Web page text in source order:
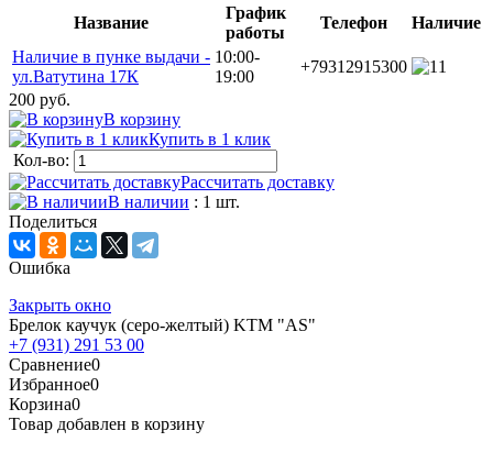
Название
График
работы
Телефон
Наличие
Наличие в пунке выдачи -
ул.Ватутина 17К
10:00-
19:00
+79312915300
1
200 руб.
В корзину
Купить в 1 клик
Кол-во:
Рассчитать доставку
В наличии : 1 шт.
Поделиться
Ошибка
Закрыть окно
Брелок каучук (серо-желтый) KTM "AS"
+7 (931) 291 53 00
Сравнение0
Избранное0
Корзина0
Товар добавлен в корзину